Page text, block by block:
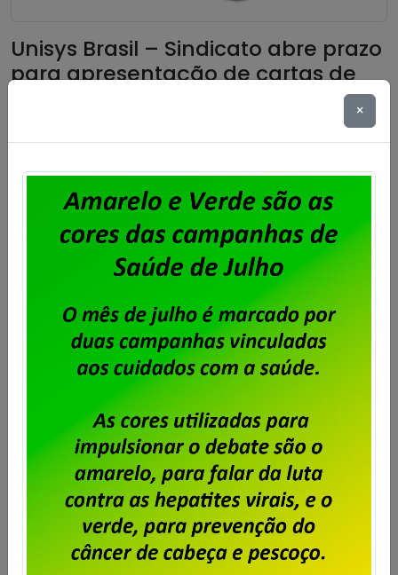
Unisys Brasil – Sindicato abre prazo
para apresentação de cartas de
Publicado porImprensaem06/08/2026.
Após o encerramento da negociação do Acordo de
Coletivo de Trabalho (ACT) 2026/2028 dos
trabalhadores e trabalhadoras da Unisys Brasil, será
cobrada a Contribuição para Custeio Sindical,
conforme aprovado em assembleia. O desconto
previsto é de 50% de um único dia de salário vigente
do trabalhador, conforme a cláusula “54ª –
Contribuição Para Custeio Sindical” […]
×